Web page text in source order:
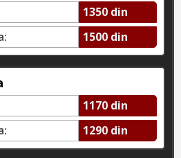
1350 din
1500 din
1170 din
1290 din